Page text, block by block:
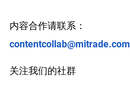
内容合作请联系：
contentcollab@mitrade.com
关注我们的社群